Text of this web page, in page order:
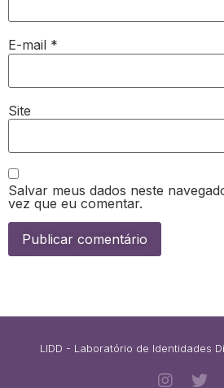
E-mail *
Site
Salvar meus dados neste
vez que eu comentar.
LIDD - Laboratório de Identidades